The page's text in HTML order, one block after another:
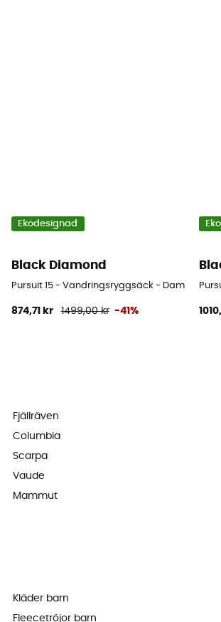
Ekodesignad
Black Diamond
Pursuit 15 - Vandringsryggsäck - Dam
874,71 kr 1499,00 kr -41%
Fjällräven
Columbia
Scarpa
Vaude
Mammut
Kläder barn
Fleecetröjor barn